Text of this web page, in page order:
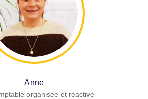
Anne
organisée et réactive